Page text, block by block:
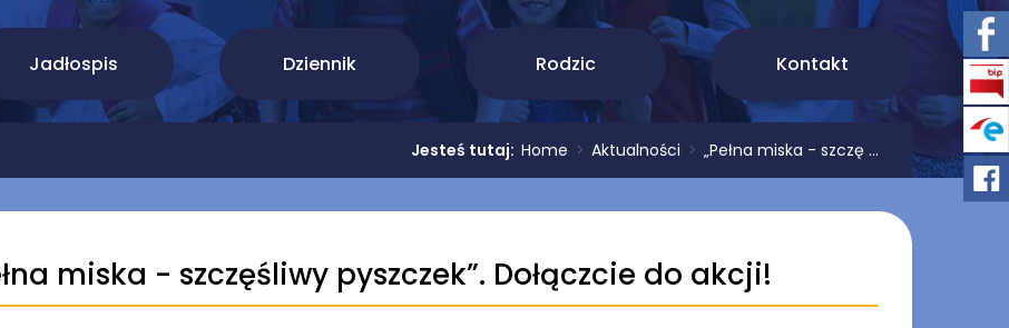
Jadłospis Dziennik Rodzic Kontakt
Jesteś tutaj: Home > Aktualności > „Pełna miska - szczę ...
miska - szczęśliwy pyszczek”. Dołączcie do akcji!